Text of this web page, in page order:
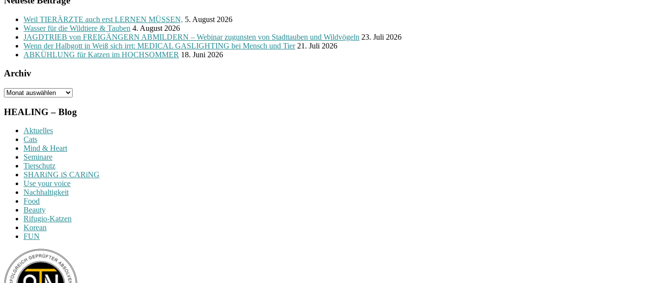
Weil TIERÄRZTE auch erst LERNEN MÜSSEN, 5. August 2026
Wasser für die Wildtiere & Tauben 4. August 2026
JAGDTRIEB von FREIGÄNGERN ABMILDERN – Webinar zugunsten von Stadttauben und Wildvögeln 23. Juli 2026
Wenn der Halbgott in Weiß sich irrt: MEDICAL GASLIGHTING bei Mensch und Tier 21. Juli 2026
ABKÜHLUNG für Katzen im HOCHSOMMER 18. Juni 2026
Archiv
Archiv
HEALING – Blog
Aktuelles
Cats
Mind & Heart
Seminare
Tierschutz
SHARiNG iS CARiNG
Use your voice
Nachhaltigkeit
Food
Beauty
Rifugio-Katzen
Korean
FUN